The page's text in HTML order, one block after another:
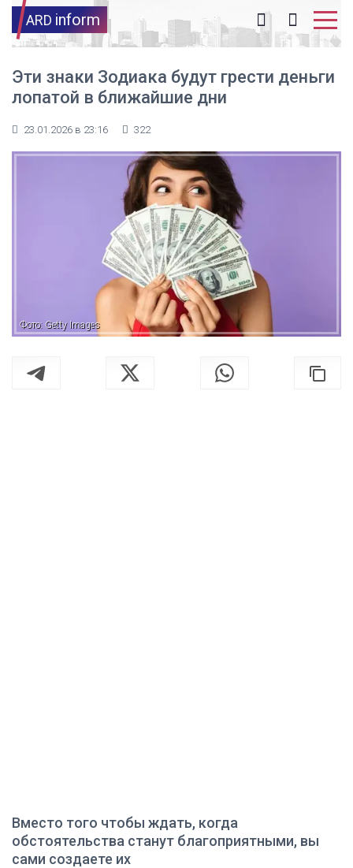
ARD inform
Эти знаки Зодиака будут грести деньги
лопатой в ближайшие дни
23.01.2026 в 23:16 322
Фото: Getty Images
Вместо того чтобы ждать, когда
обстоятельства станут благоприятными, вы
сами создаете их